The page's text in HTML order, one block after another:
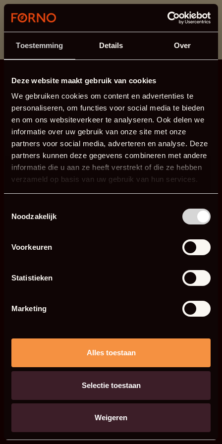
Toestemming Details Over
Deze website maakt gebruik van cookies
We gebruiken cookies om content en advertenties te
personaliseren, om functies voor social media te bieden
en om ons websiteverkeer te analyseren. Ook delen we
informatie over uw gebruik van onze site met onze
partners voor social media, adverteren en analyse. Deze
partners kunnen deze gegevens combineren met andere
informatie die u aan ze heeft verstrekt of die ze hebben
verzameld op basis van uw gebruik van hun services.
Noodzakelijk
Voorkeuren
Statistieken
Marketing
Alles toestaan
Selectie toestaan
Weigeren
Dit onderdeel is momenteel in onderhoud.
Als je informatie mist kun je ons bellen +31 413 274
168 of mailen
info@forno.eu.